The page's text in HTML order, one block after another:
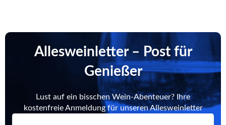
Allesweinletter – Post für
Genießer
Lust auf ein bisschen Wein-Abenteuer? Ihre
kostenfreie Anmeldung für unseren Allesweinletter